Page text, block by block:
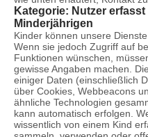
Kategorie: Nutzer
Minderjährigen
Kinder können unsere Dienste
Wenn sie jedoch Zugriff auf
Funktionen wünschen,
gewisse Angaben machen.
einiger Daten (einschließlich
über Cookies, Webbeacons
ähnliche Technologien
kann automatisch erfolgen.
wissentlich von einem Kind